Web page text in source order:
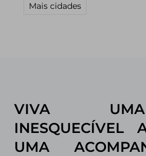
Mais cidades
VIVA
UMA